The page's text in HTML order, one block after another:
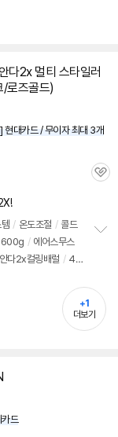
다2x 멀티 스타일러
/로즈골드)
대카드 / 무이자 최대 3개
관
/ 온도조절 / 콜드
600g / 에어스무스
다2x컬링배럴 / 40
기
+1
더보기
드